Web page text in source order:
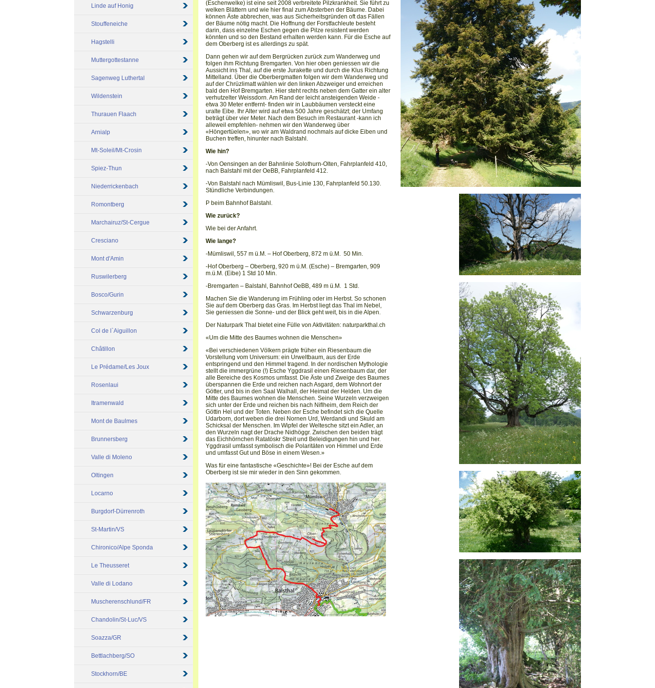
Linde auf Honig
Stouffeneiche
Hagstelli
Muttergottestanne
Sagenweg Luthertal
Wildenstein
Thurauen Flaach
Arnialp
Mt-Soleil/Mt-Crosin
Spiez-Thun
Niederrickenbach
Romontberg
Marchairuz/St-Cergue
Cresciano
Mont d'Amin
Ruswilerberg
Bosco/Gurin
Schwarzenburg
Col de l`Aiguillon
Châtillon
Le Prédame/Les Joux
Rosenlaui
Itramenwald
Mont de Baulmes
Brunnersberg
Valle di Moleno
Oltingen
Locarno
Burgdorf-Dürrenroth
St-Martin/VS
Chironico/Alpe Sponda
Le Theusseret
Valle di Lodano
Muscherenschlund/FR
Chandolin/St-Luc/VS
Soazza/GR
Bettlachberg/SO
Stockhorn/BE
(Eschenwelke) ist eine seit 2008 verbreitete Pilzkrankheit. Sie führt zu
welken Blättern und wie hier final zum Absterben der Bäume. Dabei
können Äste abbrechen, was aus Sicherheitsgründen oft das Fällen
der Bäume nötig macht. Die Hoffnung der Forstfachleute besteht
darin, dass einzelne Eschen gegen die Pilze resistent werden
könnten und so den Bestand erhalten werden kann. Für die Esche auf
dem Oberberg ist es allerdings zu spät.
Dann gehen wir auf dem Bergrücken zurück zum Wanderweg und
folgen ihm Richtung Bremgarten. Von hier oben geniessen wir die
Aussicht ins Thal, auf die erste Jurakette und durch die Klus Richtung
Mittelland. Über die Oberbergmatten folgen wir dem Wanderweg und
auf der Chrüzlimatt wählen wir den linken Abzweiger und erreichen
bald den Hof Bremgarten. Hier steht rechts neben dem Gatter ein alter
verhutzelter Weissdorn. Am Rand der leicht ansteigenden Weide -
etwa 30 Meter entfernt- finden wir in Laubbäumen versteckt eine
uralte Eibe. Ihr Alter wird auf etwa 500 Jahre geschätzt; der Umfang
beträgt über vier Meter. Nach dem Besuch im Restaurant -kann ich
alleweil empfehlen- nehmen wir den Wanderweg über
«Höngertüelen», wo wir am Waldrand nochmals auf dicke Eiben und
Buchen treffen, hinunter nach Balstahl.
Wie hin?
-Von Oensingen an der Bahnlinie Solothurn-Olten, Fahrplanfeld 410,
nach Balstahl mit der OeBB, Fahrplanfeld 412.
-Von Balstahl nach Mümliswil, Bus-Linie 130, Fahrplanfeld 50.130.
Stündliche Verbindungen.
P beim Bahnhof Balstahl.
Wie zurück?
Wie bei der Anfahrt.
Wie lange?
-Mümliswil, 557 m ü.M. – Hof Oberberg, 872 m ü.M. 50 Min.
-Hof Oberberg – Oberberg, 920 m ü.M. (Esche) – Bremgarten, 909
m.ü.M. (Eibe) 1 Std 10 Min.
-Bremgarten – Balstahl, Bahnhof OeBB, 489 m ü.M. 1 Std.
Machen Sie die Wanderung im Frühling oder im Herbst. So schonen
Sie auf dem Oberberg das Gras. Im Herbst liegt das Thal im Nebel,
Sie geniessen die Sonne- und der Blick geht weit, bis in die Alpen.
Der Naturpark Thal bietet eine Fülle von Aktivitäten: naturparkthal.ch
«Um die Mitte des Baumes wohnen die Menschen»
«Bei verschiedenen Völkern prägte früher ein Riesenbaum die
Vorstellung vom Universum: ein Urweltbaum, aus der Erde
entspringend und den Himmel tragend. In der nordischen Mythologie
stellt die immergrüne (!) Esche Yggdrasil einen Riesenbaum dar, der
alle Bereiche des Kosmos umfasst. Die Äste und Zweige des Baumes
überspannen die Erde und reichen nach Asgard, dem Wohnort der
Götter, und bis in den Saal Walhall, der Heimat der Helden. Um die
Mitte des Baumes wohnen die Menschen. Seine Wurzeln verzweigen
sich unter der Erde und reichen bis nach Niflheim, dem Reich der
Göttin Hel und der Toten. Neben der Esche befindet sich die Quelle
Udarborn, dort weben die drei Nornen Urd, Werdandi und Skuld am
Schicksal der Menschen. Im Wipfel der Weltesche sitzt ein Adler, an
den Wurzeln nagt der Drache Nidhöggr. Zwischen den beiden trägt
das Eichhörnchen Ratatöskr Streit und Beleidigungen hin und her.
Yggdrasil umfasst symbolisch die Polaritäten von Himmel und Erde
und umfasst Gut und Böse in einem Wesen.»
Was für eine fantastische «Geschichte»! Bei der Esche auf dem
Oberberg ist sie mir wieder in den Sinn gekommen.